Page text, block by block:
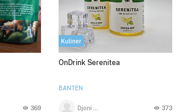
369
Kuliner
OnDrink Serenitea
BANTEN
373